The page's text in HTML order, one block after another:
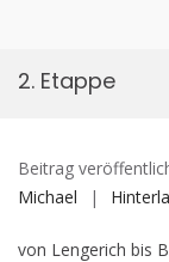
2. Etappe
Beitrag
Michael
von Lengerich bis